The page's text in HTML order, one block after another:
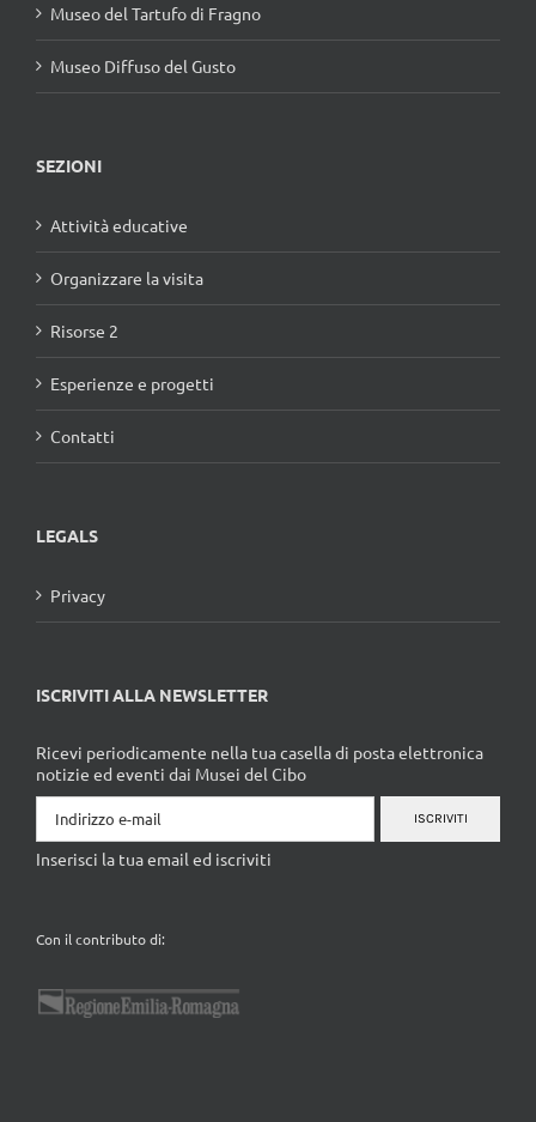
Museo del Tartufo di Fragno
Museo Diffuso del Gusto
SEZIONI
Attività educative
Organizzare la visita
Risorse 2
Esperienze e progetti
Contatti
LEGALS
Privacy
ISCRIVITI ALLA NEWSLETTER
Ricevi periodicamente nella tua casella di posta elettronica
notizie ed eventi dai Musei del Cibo
ISCRIVITI
Inserisci la tua email ed iscriviti
Con il contributo di: